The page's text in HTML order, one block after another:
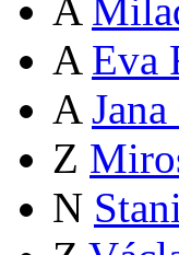
A
A Eva
A
Z
N